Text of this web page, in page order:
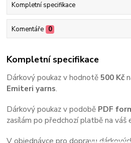
Kompletní specifikace
Komentáře 0
Kompletní specifikace
Dárkový poukaz v hodnotě 500 Kč
Emiteri yarns.
Dárkový poukaz v podobě PDF
zasílám po předchozí platbě na váš
V objednávce pro dopravu